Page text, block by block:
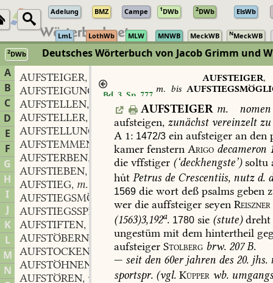
Adelung BMZ Campe 1DWb 2DWb ElsWb
LmL LothWb MLW MNWB MeckWB NMeckWB
2DWb Deutsches Wörterbuch von Jacob Grimm und
A
B
C
D
E
F
G
H
I
J
K
L
M
N
AUFSTEIGER,
m.
AUFSTEIGUNG
f.
AUFSTELLEN,
AUFSTELLER,
AUFSTELLUNG
AUFSTEMMEN
AUFSTERBEN,
AUFSTIEBEN,
AUFSTIEG, m.
AUFSTIEGSMÖGLICHKEIT f.
AUFSTIEGSSPIEL
n.
AUFSTIFTEN,
AUFSTÖBERN
AUFSTOCKEN
AUFSTÖHNEN
AUFSTÖREN, vb.
Bd. 3, Sp. 777
AUFSTEIGER,
m. bis
AUFSTEIGER m. nomen
aufsteigen, zunächstvereinzeltzu
A 1: 1472/3 ein aufsteiger an den
kamer fenstern Arigo decameron
die vffstiger (‘deckhengste’)soltu
huͦt Petrus de Crescentiis, nutzd.
1569 die wort deß psalms geben
wer die auffsteiger seyen Reiszner
(1563)3,192a. 1780 sie (stute)dreht
ungestüm mit dem hintertheil
aufsteiger Stolberg brw. 207B.
— seitden 60erjahren des 20. jhs.
sportspr. (vgl. Küpper wb.